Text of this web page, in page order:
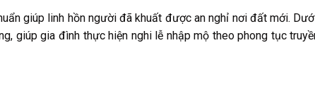
giúp linh hồn người đã khuất được an nghỉ nơi đất mới.
giúp gia đình thực hiện nghi lễ nhập mộ theo phong tục